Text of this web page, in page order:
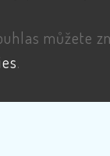
můžete
.